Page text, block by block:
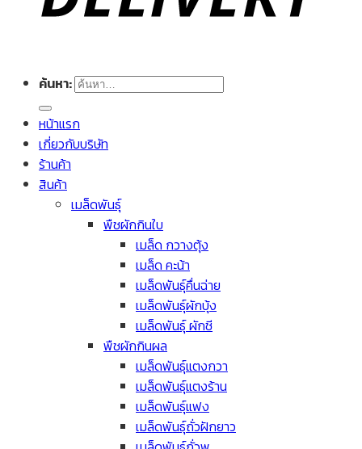
ค้นหา:
หน้าแรก
เกี่ยวกับบริษัท
ร้านค้า
สินค้า
เมล็ดพันธุ์
พืชผักกินใบ
เมล็ด กวางตุ้ง
เมล็ด คะน้า
เมล็ดพันธุ์คื่นฉ่าย
เมล็ดพันธุ์ผักบุ้ง
เมล็ดพันธุ์ ผักชี
พืชผักกินผล
เมล็ดพันธุ์แตงกวา
เมล็ดพันธุ์แตงร้าน
เมล็ดพันธุ์แฟง
เมล็ดพันธุ์ถั่วฝักยาว